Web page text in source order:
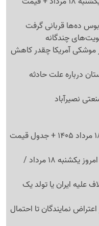
ده‌ها قربانی گرفت
چندگانه
موشکی آمریکا چقدر کاهش
درباره علت حادثه
نصیرآباد
قیمت خودرو داخلی و خارجی امروز 18 مرداد 1405 + جدول قیمت
آخرین قیمت محصولات ایران خودرو امروز یکشنبه 18 مرداد /
علیه ایران یا تولد یک
نمایندگان تا احتمال